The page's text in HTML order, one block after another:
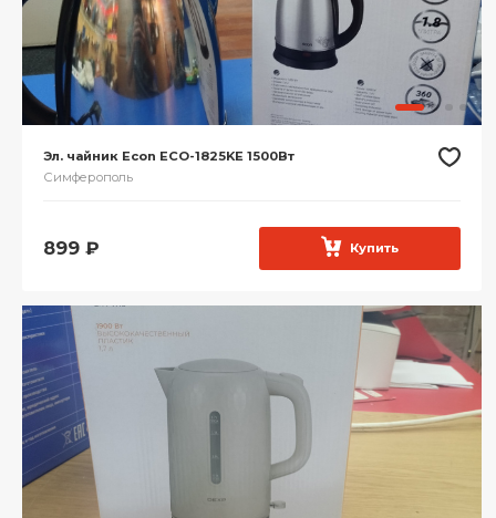
Эл. чайник Econ ECO-1825KE 1500Вт
Симферополь
899 ₽ Купить